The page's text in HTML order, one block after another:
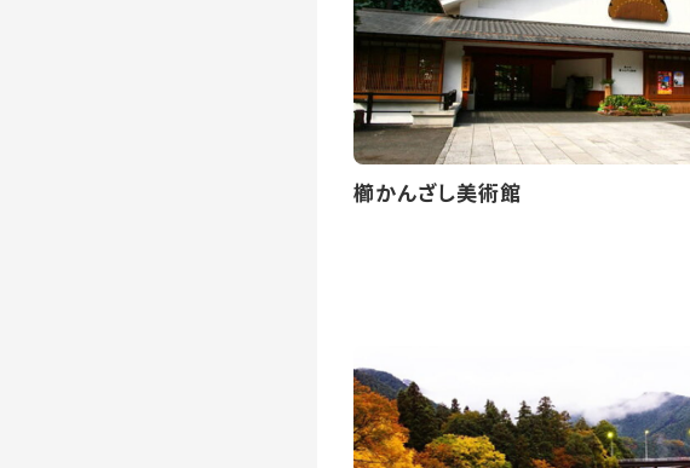
櫛かんざし美術館